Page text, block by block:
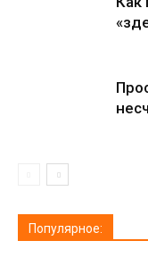
Популярное: